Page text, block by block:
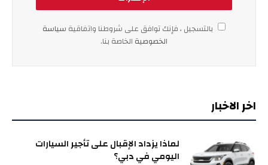
بالتسجيل ، فإنك توافق على شروطنا واتفاقية سياسة
الخصوصية الخاصة بنا.
اخر الاخبار
لماذا يزداد الإقبال على تأجير السيارات
اليومي في دبي؟